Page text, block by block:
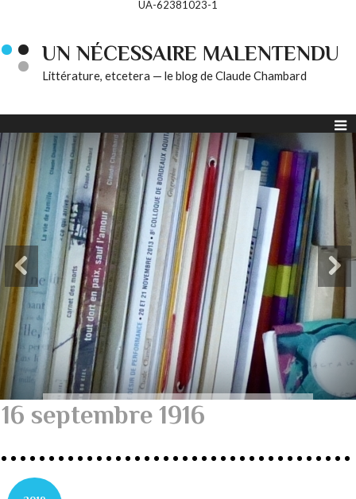
UA-62381023-1
UN NÉCESSAIRE MALENTENDU
Littérature, etcetera — le blog de Claude Chambard
16 septembre 1916